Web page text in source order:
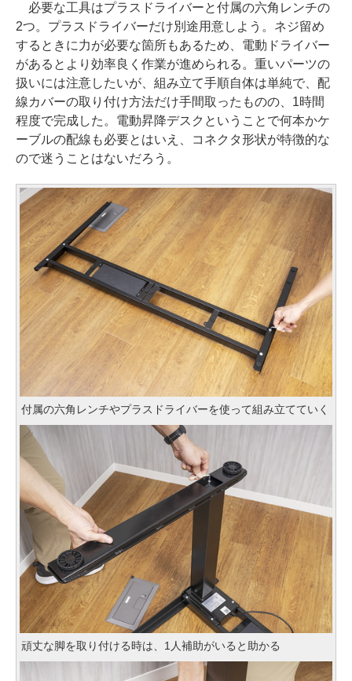
必要な工具はプラスドライバーと付属の六角レンチの
2つ。プラスドライバーだけ別途用意しよう。ネジ留め
するときに力が必要な箇所もあるため、電動ドライバー
があるとより効率良く作業が進められる。重いパーツの
扱いには注意したいが、組み立て手順自体は単純で、配
線カバーの取り付け方法だけ手間取ったものの、1時間
程度で完成した。電動昇降デスクということで何本かケ
ーブルの配線も必要とはいえ、コネクタ形状が特徴的な
ので迷うことはないだろう。
付属の六角レンチやプラスドライバーを使って組み立てていく
頑丈な脚を取り付ける時は、1人補助がいると助かる